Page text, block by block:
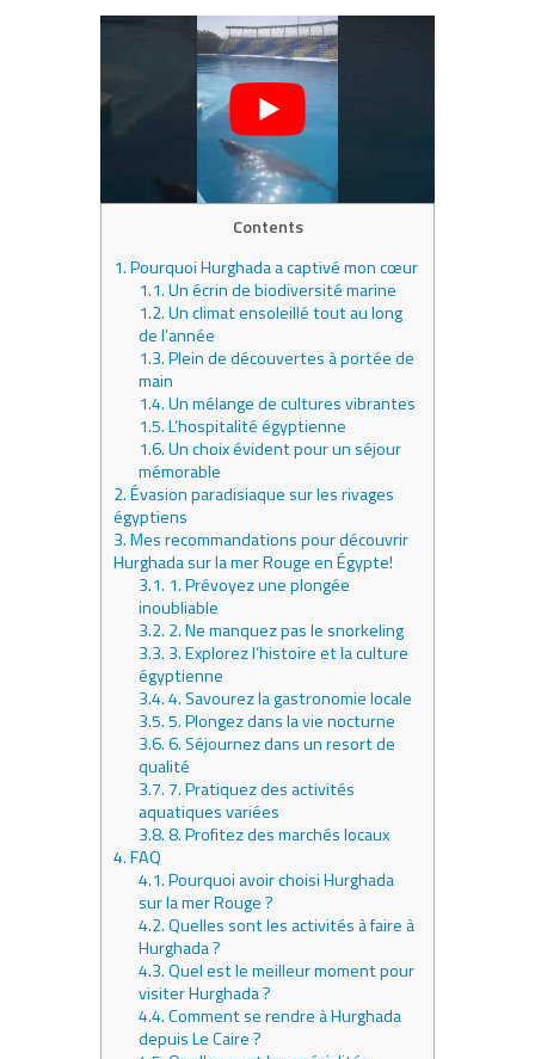
Contents
1.Pourquoi Hurghada a captivé mon cœur
1.1.Un écrin de biodiversité marine
1.2.Un climat ensoleillé tout au long
de l’année
1.3.Plein de découvertes à portée de
main
1.4.Un mélange de cultures vibrantes
1.5.L’hospitalité égyptienne
1.6.Un choix évident pour un séjour
mémorable
2.Évasion paradisiaque sur les rivages
égyptiens
3.Mes recommandations pour découvrir
Hurghada sur la mer Rouge en Égypte!
3.1. 1. Prévoyez une plongée
inoubliable
3.2. 2. Ne manquez pas le snorkeling
3.3. 3. Explorez l’histoire et la culture
égyptienne
3.4.4. Savourez la gastronomie locale
3.5.5. Plongez dans la vie nocturne
3.6.6. Séjournez dans un resort de
qualité
3.7. 7. Pratiquez des activités
aquatiques variées
3.8.8. Profitez des marchés locaux
4.FAQ
4.1.Pourquoi avoir choisi Hurghada
sur la mer Rouge ?
4.2.Quelles sont les activités à faire à
Hurghada ?
4.3.Quel est le meilleur moment pour
visiter Hurghada ?
4.4.Comment se rendre à Hurghada
depuis Le Caire ?